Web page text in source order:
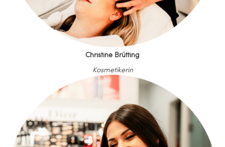
Christine Brütting
Kosmetikerin